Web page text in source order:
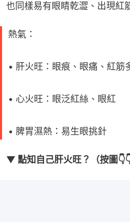
也同樣易有眼睛乾澀、出現紅
熱氣：
• 肝火旺：眼痕、眼痛、紅筋
• 心火旺：眼泛紅絲、眼紅
• 脾胃濕熱：易生眼挑針
▼ 點知自己肝火旺？（按圖